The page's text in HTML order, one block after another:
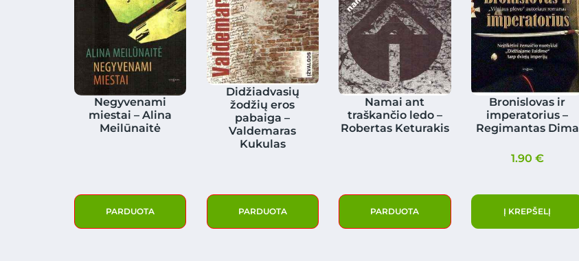
Negyvenami
miestai – Alina
Meilūnaitė
PARDUOTA
Didžiadvasių
žodžių eros
pabaiga –
Valdemaras
Kukulas
PARDUOTA
Namai ant
traškančio ledo –
Robertas Keturakis
PARDUOTA
Bronislovas ir
imperatorius –
Regimantas Dima
1.90 €
Į KREPŠELĮ